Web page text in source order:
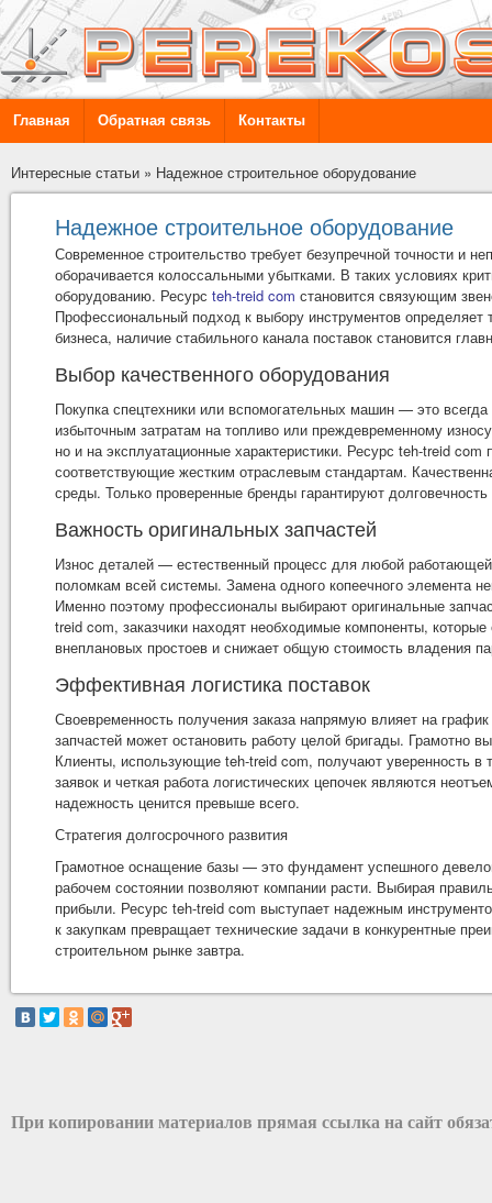
Главная Обратная связь Контакты
Интересные статьи » Надежное строительное оборудование
Надежное строительное оборудование
Современное строительство требует безупречной точности и
оборачивается колоссальными убытками. В таких условиях
оборудованию. Ресурс teh-treid com становится связующим
Профессиональный подход к выбору инструментов
бизнеса, наличие стабильного канала поставок становится
Выбор качественного оборудования
Покупка спецтехники или вспомогательных машин — это
избыточным затратам на топливо или преждевременному
но и на эксплуатационные характеристики. Ресурс teh-treid
соответствующие жестким отраслевым стандартам.
среды. Только проверенные бренды гарантируют
Важность оригинальных запчастей
Износ деталей — естественный процесс для любой
поломкам всей системы. Замена одного копеечного элемента
Именно поэтому профессионалы выбирают оригинальные
treid com, заказчики находят необходимые компоненты,
внеплановых простоев и снижает общую стоимость владения
Эффективная логистика поставок
Своевременность получения заказа напрямую влияет на
запчастей может остановить работу целой бригады. Грамотно
Клиенты, использующие teh-treid com, получают уверенность в
заявок и четкая работа логистических цепочек являются
надежность ценится превыше всего.
Стратегия долгосрочного развития
Грамотное оснащение базы — это фундамент успешного
рабочем состоянии позволяют компании расти. Выбирая
прибыли. Ресурс teh-treid com выступает надежным
к закупкам превращает технические задачи в конкурентные
строительном рынке завтра.
При копировании материалов прямая ссылка на сайт